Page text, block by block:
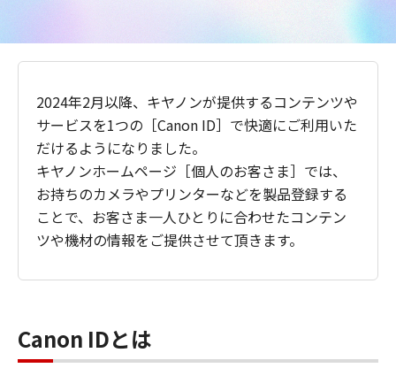
2024年2月以降、キヤノンが提供するコンテンツや
サービスを1つの［Canon ID］で快適にご利用いた
だけるようになりました。
キヤノンホームページ［個人のお客さま］では、
お持ちのカメラやプリンターなどを製品登録する
ことで、お客さま一人ひとりに合わせたコンテン
ツや機材の情報をご提供させて頂きます。
Canon IDとは